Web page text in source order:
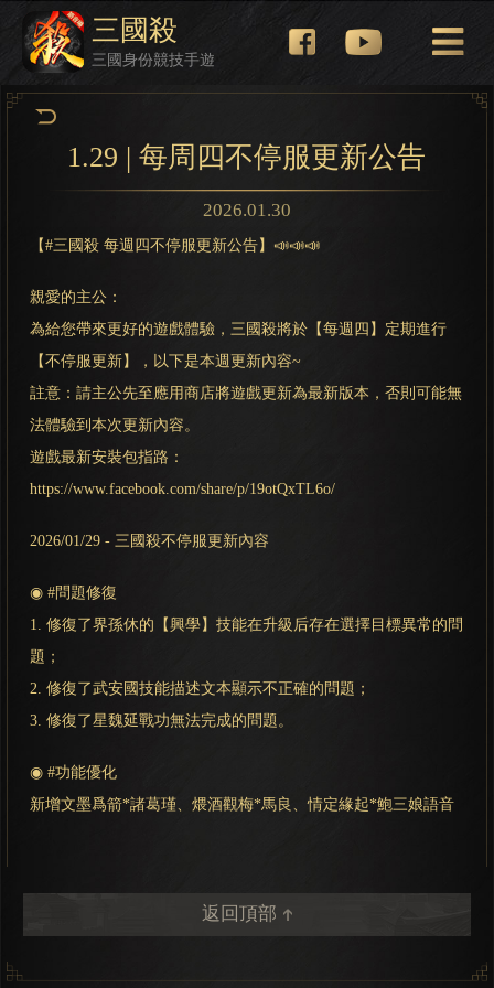
三國殺
三國身份競技手遊
1.29 | 每周四不停服更新公告
2026.01.30
【#三國殺 每週四不停服更新公告】📣📣📣
親愛的主公：
為給您帶來更好的遊戲體驗，三國殺將於【每週四】定期進行
【不停服更新】，以下是本週更新內容~
註意：請主公先至應用商店將遊戲更新為最新版本，否則可能無
法體驗到本次更新內容。
遊戲最新安裝包指路：
https://www.facebook.com/share/p/19otQxTL6o/
2026/01/29 - 三國殺不停服更新內容
◉ #問題修復
1. 修復了界孫休的【興學】技能在升級后存在選擇目標異常的問
題；
2. 修復了武安國技能描述文本顯示不正確的問題；
3. 修復了星魏延戰功無法完成的問題。
◉ #功能優化
新增文墨爲箭*諸葛瑾、煨酒觀梅*馬良、情定緣起*鮑三娘語音
返回頂部